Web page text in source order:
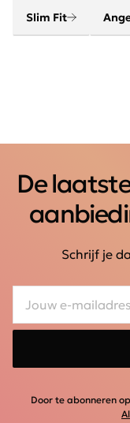
Slim Fit
De
Schrijf je
Door te abonneren